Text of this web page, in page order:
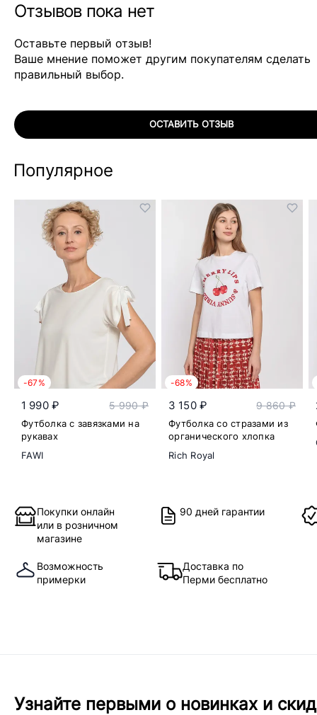
Отзывов пока нет
Оставьте первый отзыв!
Ваше мнение поможет другим покупателям сделать
правильный выбор.
ОСТАВИТЬ ОТЗЫВ
Популярное
-67%
1 990 ₽ 5 990 ₽
Футболка с завязками на
рукавах
FAWI
-68%
3 150 ₽ 9 860 ₽
Футболка со стразами из
органического хлопка
Rich Royal
Покупки онлайн
или в розничном
магазине
90 дней гарантии
Возможность
примерки
Доставка по
Перми бесплатно
Узнайте первыми о новинках и